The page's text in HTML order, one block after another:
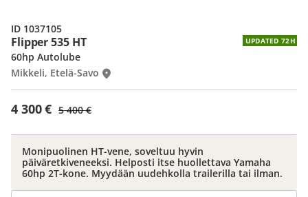
Flipper 535 HT UPDATED 72H
4 300 € 5 400 €
60hp Autolube
Mikkeli, Etelä-Savo
ID 1037105
Monipuolinen HT-vene, soveltuu hyvin
päiväretkiveneeksi. Helposti itse huollettava Yamaha
60hp 2T-kone. Myydään uudehkolla trailerilla tai ilman.